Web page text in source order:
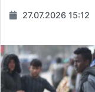
27.07.2026 15:12